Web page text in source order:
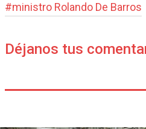
#ministro Rolando De Barros
Déjanos tus